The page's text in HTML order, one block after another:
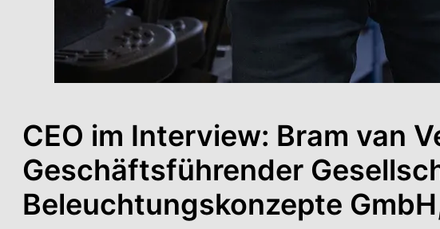
CEO im Interview: Bram van
Geschäftsführender
Beleuchtungskonzepte